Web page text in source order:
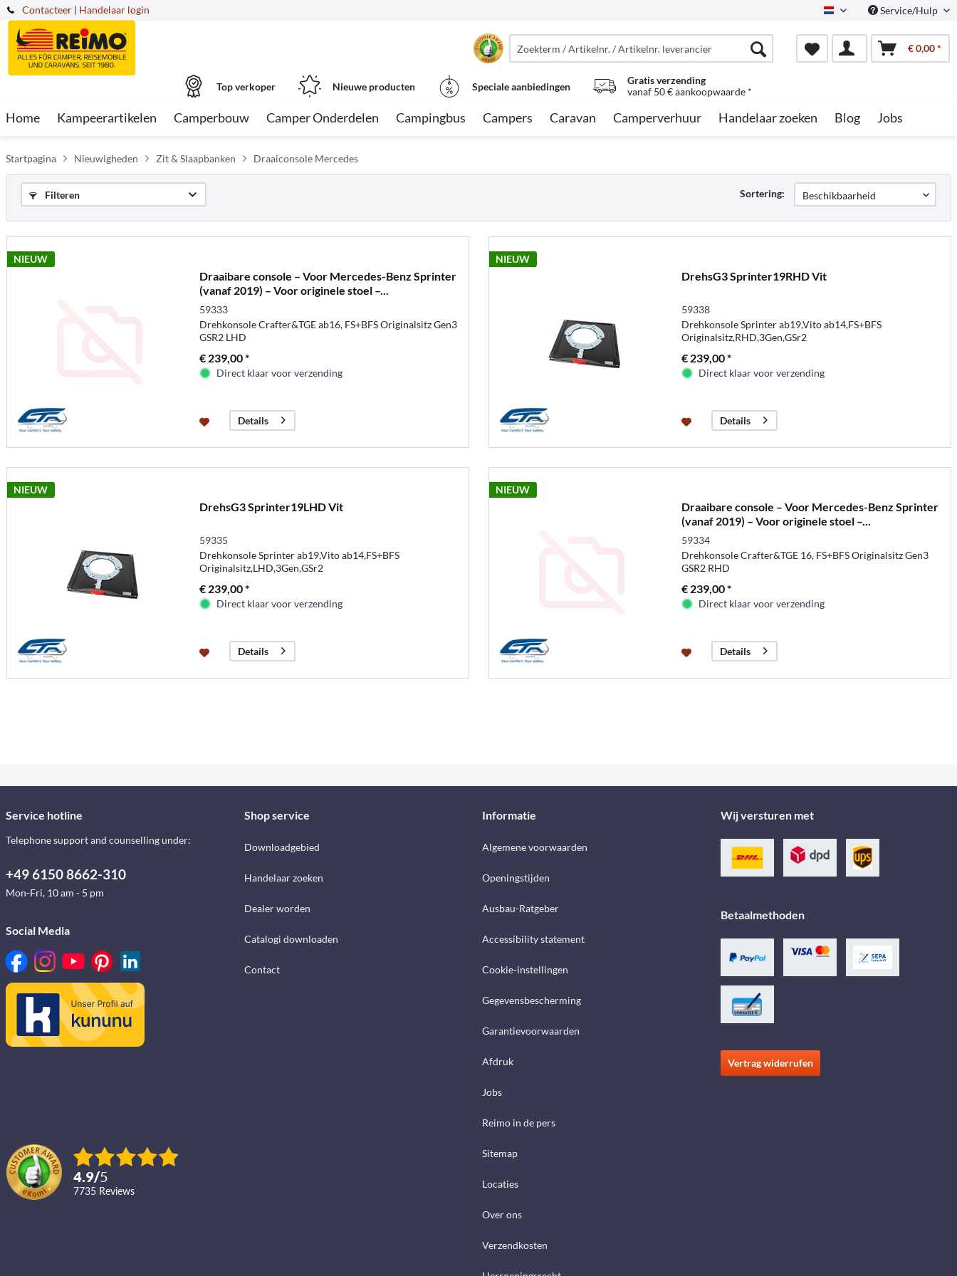
Contacteer Dutch Service/Hulp
| Handelaar login
€ 0,00 *
Top verkoper Nieuwe producten Speciale aanbiedingen
Gratis verzending
vanaf 50 € aankoopwaarde *
Home Kampeerartikelen Camperbouw Camper Onderdelen Campingbus Campers Caravan Camperverhuur Handelaar zoeken Blog Jobs
Startpagina Nieuwigheden Zit & Slaapbanken Draaiconsole Mercedes
Filteren Sortering:
NIEUW
Draaibare console – Voor Mercedes-Benz Sprinter
(vanaf 2019) – Voor originele stoel –...
59333
Drehkonsole Crafter&TGE ab16, FS+BFS Originalsitz Gen3
GSR2 LHD
€ 239,00 *
Direct klaar voor verzending
Details
NIEUW
DrehsG3 Sprinter19RHD Vit
59338
Drehkonsole Sprinter ab19,Vito ab14,FS+BFS
Originalsitz,RHD,3Gen,GSr2
€ 239,00 *
Direct klaar voor verzending
Details
NIEUW
DrehsG3 Sprinter19LHD Vit
59335
Drehkonsole Sprinter ab19,Vito ab14,FS+BFS
Originalsitz,LHD,3Gen,GSr2
€ 239,00 *
Direct klaar voor verzending
Details
NIEUW
Draaibare console – Voor Mercedes-Benz Sprinter
(vanaf 2019) – Voor originele stoel –...
59334
Drehkonsole Crafter&TGE 16, FS+BFS Originalsitz Gen3
GSR2 RHD
€ 239,00 *
Direct klaar voor verzending
Details
Service hotline
Telephone support and counselling under:
+49 6150 8662-310
Mon-Fri, 10 am - 5 pm
Social Media
4.9/5
7735 reviews
Shop service
Downloadgebied
Handelaar zoeken
Dealer worden
Catalogi downloaden
Contact
Informatie
Algemene voorwaarden
Openingstijden
Ausbau-Ratgeber
Accessibility statement
Cookie-instellingen
Gegevensbescherming
Garantievoorwaarden
Afdruk
Jobs
Reimo in de pers
Sitemap
Locaties
Over ons
Verzendkosten
Wij versturen met
Betaalmethoden
Vertrag widerrufen